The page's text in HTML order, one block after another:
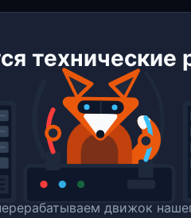
технические
движок